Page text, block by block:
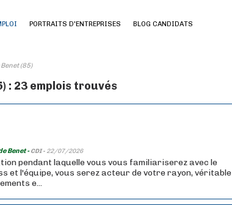
PORTRAITS D'ENTREPRISES BLOG CANDIDATS
(85)
: 23 emplois trouvés
Benet -CDI - 22/07/2026
pendant laquelle vous vous familiariserez avec le
et l'équipe, vous serez acteur de votre rayon, véritable
e...